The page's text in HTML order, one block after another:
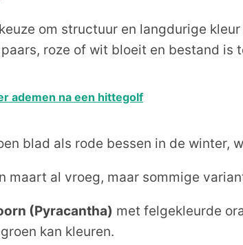
om structuur en langdurige
roze of wit bloeit en bestand is
ademen na een hittegolf
blad als rode bessen in de winter,
maart al vroeg, maar sommige
(Pyracantha) met felgekleurde
kan kleuren.